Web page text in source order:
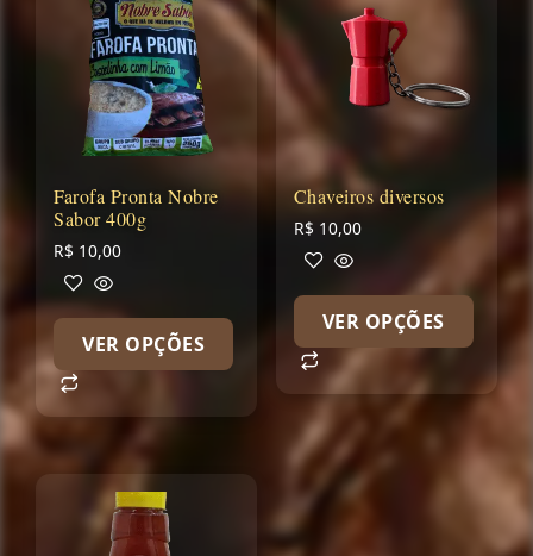
Farofa Pronta Nobre
Sabor 400g
R$ 10,00
VER OPÇÕES
Chaveiros diversos
R$ 10,00
VER OPÇÕES